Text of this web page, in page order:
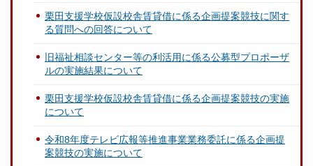
栗田支援学校仮設校舎賃貸借に係る企画提案競技に関す
る質問への回答について
旧福祉相談センター等の利活用に係る公募型プロポーザ
ルの実施結果について
栗田支援学校仮設校舎賃貸借に係る企画提案競技の実施
について
令和8年度テレビ広報等推進事業業務委託に係る企画提
案競技の実施について